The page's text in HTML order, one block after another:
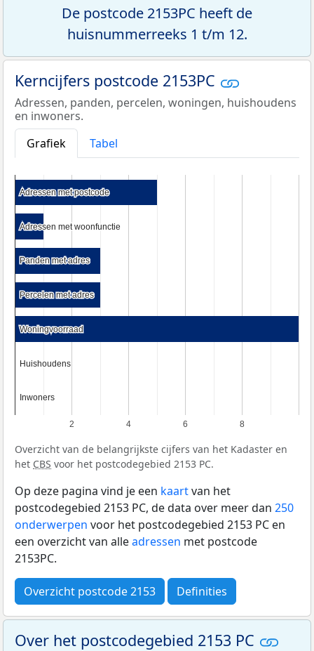
De postcode 2153PC heeft de
huisnummerreeks 1 t/m 12.
Kerncijfers postcode 2153PC
Adressen, panden, percelen, woningen, huishoudens
en inwoners.
Grafiek
Tabel
2 4 6 8
Adressen met postcode
Adressen met postcode
Adressen met woonfunctie
Adressen met woonfunctie
Panden met adres
Panden met adres
Percelen met adres
Percelen met adres
Woningvoorraad
Woningvoorraad
Huishoudens
Huishoudens
Inwoners
Inwoners
Overzicht van de belangrijkste cijfers van het Kadaster en
het CBS voor het postcodegebied 2153 PC.
Op deze pagina vind je een kaartvan het
postcodegebied 2153 PC, de data over meer dan 250
onderwerpen voor het postcodegebied 2153 PC en
een overzicht van alleadressen met postcode
2153PC.
Overzicht postcode 2153 Definities
Over het postcodegebied 2153 PC